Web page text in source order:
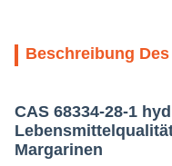
Beschreibung
CAS 68334-28-1
Margarinen